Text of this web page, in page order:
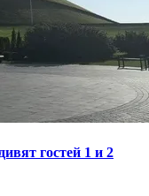
гостей 1 и 2